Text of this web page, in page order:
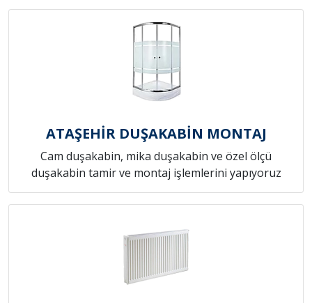
ATAŞEHİR DUŞAKABİN MONTAJ
Cam duşakabin, mika duşakabin ve özel ölçü
duşakabin tamir ve montaj işlemlerini yapıyoruz